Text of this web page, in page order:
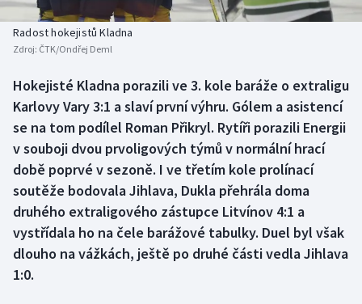
Biatlon
Box
Curling
Dostihy
Florbal
Futsal
Aplikace ČT sport
Radost hokejistů Kladna
Zdroj: ČTK/Ondřej Deml
Hokejisté Kladna porazili ve 3. kole baráže o extraligu
Karlovy Vary 3:1 a slaví první výhru. Gólem a asistencí
se na tom podílel Roman Přikryl. Rytíři porazili Energii
v souboji dvou prvoligových týmů v normální hrací
době poprvé v sezoně. I ve třetím kole prolínací
soutěže bodovala Jihlava, Dukla přehrála doma
druhého extraligového zástupce Litvínov 4:1 a
vystřídala ho na čele barážové tabulky. Duel byl však
dlouho na vážkách, ještě po druhé části vedla Jihlava
1:0.